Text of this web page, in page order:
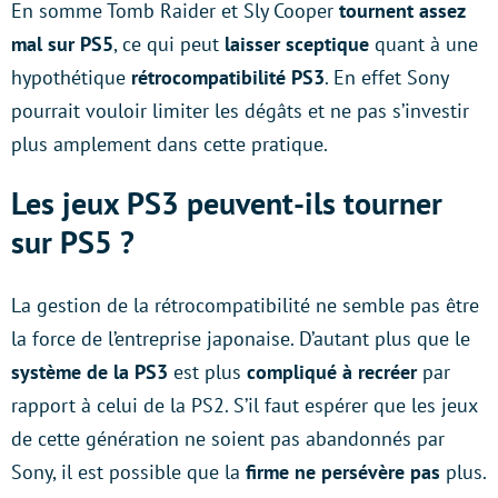
En somme Tomb Raider et Sly Cooper tournent assez
mal sur PS5, ce qui peut laisser sceptique quant à une
hypothétique rétrocompatibilité PS3. En effet Sony
pourrait vouloir limiter les dégâts et ne pas s’investir
plus amplement dans cette pratique.
Les jeux PS3 peuvent-ils tourner
sur PS5 ?
La gestion de la rétrocompatibilité ne semble pas être
la force de l’entreprise japonaise. D’autant plus que le
système de la PS3 est plus compliqué à recréer par
rapport à celui de la PS2. S’il faut espérer que les jeux
de cette génération ne soient pas abandonnés par
Sony, il est possible que la firme ne persévère pas plus.